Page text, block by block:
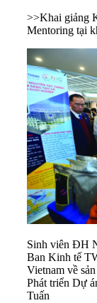
>>Khai giảng
Mentoring tại
Sinh viên ĐH
Ban Kinh tế
Vietnam về
Phát triển Dự
Tuấn